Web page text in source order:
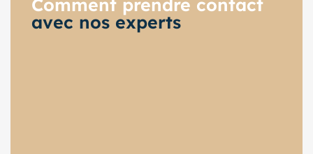
avec nos experts